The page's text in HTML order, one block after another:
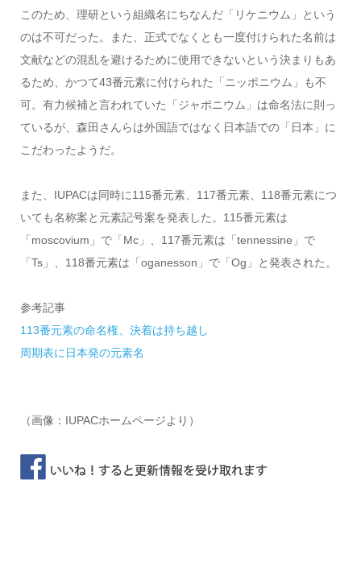
このため、理研という組織名にちなんだ「リケニウム」という
のは不可だった。また、正式でなくとも一度付けられた名前は
文献などの混乱を避けるために使用できないという決まりもあ
るため、かつて43番元素に付けられた「ニッポニウム」も不
可。有力候補と言われていた「ジャポニウム」は命名法に則っ
ているが、森田さんらは外国語ではなく日本語での「日本」に
こだわったようだ。
また、IUPACは同時に115番元素、117番元素、118番元素につ
いても名称案と元素記号案を発表した。115番元素は
「moscovium」で「Mc」、117番元素は「tennessine」で
「Ts」、118番元素は「oganesson」で「Og」と発表された。
参考記事
113番元素の命名権、決着は持ち越し
周期表に日本発の元素名
（画像：IUPACホームページより）